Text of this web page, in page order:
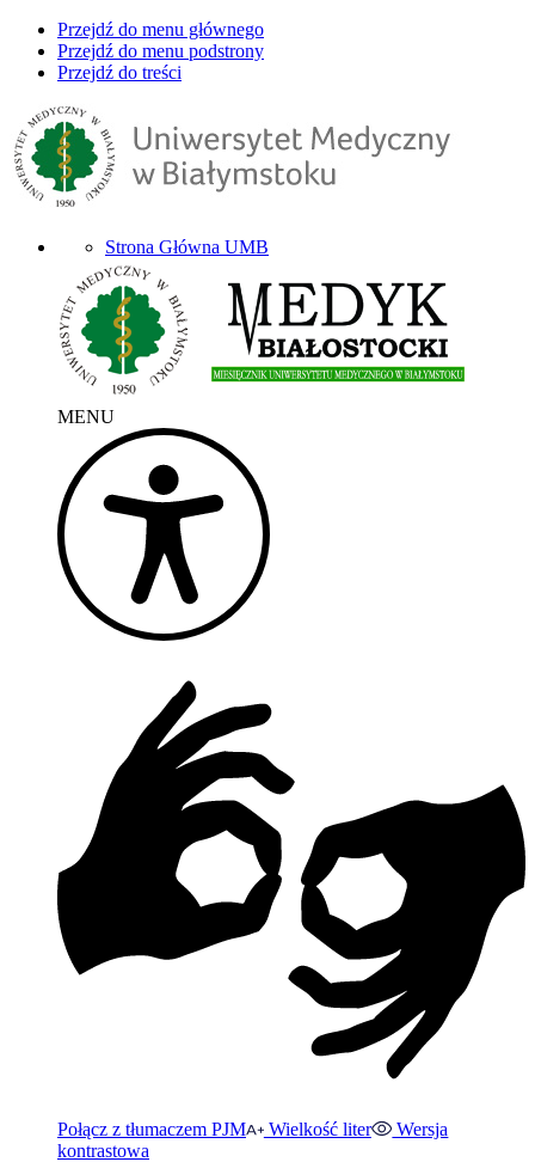
Przejdź do menu głównego
Przejdź do menu podstrony
Przejdź do treści
Strona Główna UMB
MENU
Połącz z tłumaczem PJM Wielkość liter
Wersja
kontrastowa